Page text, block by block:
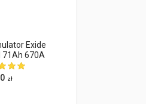
Exide
71Ah 670A
EN PRAWY
zł